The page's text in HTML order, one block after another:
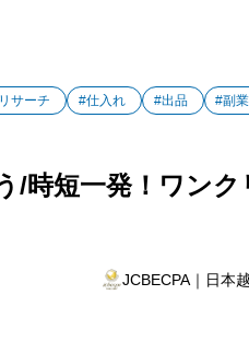
サーチ #仕入れ #出品 #副業
/時短一発！ワンク
JCBECPA｜日本